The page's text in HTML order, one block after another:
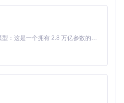
Kimi K3 是Kimi能力最强的模型：这是一个拥有 2.8 万亿参数的混合专家（MoE）模型，具备原生视觉理解能力，并支持 100 万 token 的上下文窗口。